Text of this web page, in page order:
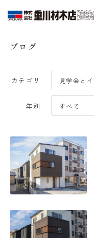
ブログ
カテゴリ
年別